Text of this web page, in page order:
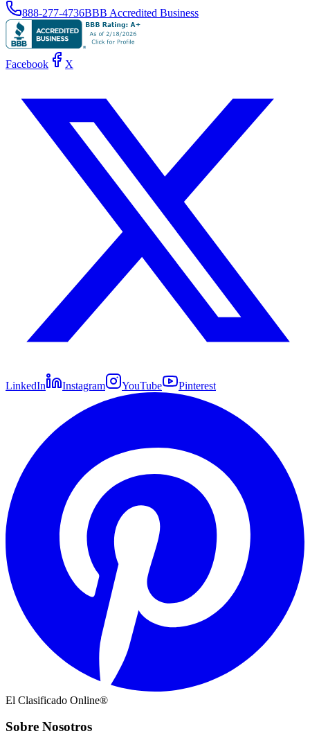
888-277-4736BBB Accredited Business
Facebook X
LinkedIn Instagram YouTube Pinterest
El Clasificado Online®
Sobre Nosotros